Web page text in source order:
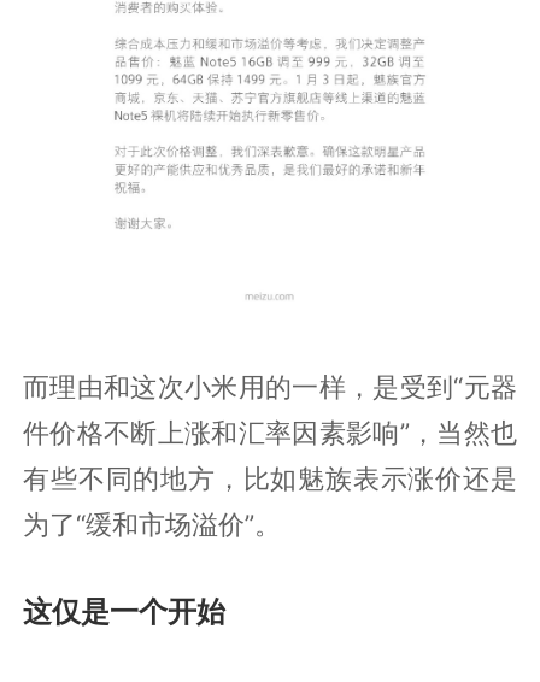
而理由和这次小米用的一样，是受到“元器
件价格不断上涨和汇率因素影响”，当然也
有些不同的地方，比如魅族表示涨价还是
为了“缓和市场溢价”。
这仅是一个开始